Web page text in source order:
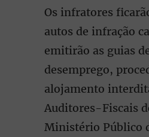
Os infratores
autos de infração
emitirão as guias
desemprego,
alojamento
Auditores-Fiscais
Ministério Público